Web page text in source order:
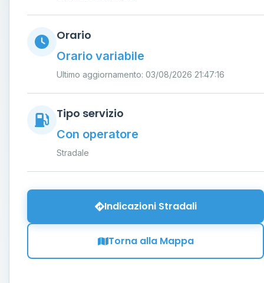
Orario
Orario variabile
Ultimo aggiornamento: 03/08/2026 21:47:16
Tipo servizio
Con operatore
Stradale
Indicazioni Stradali
Torna alla Mappa